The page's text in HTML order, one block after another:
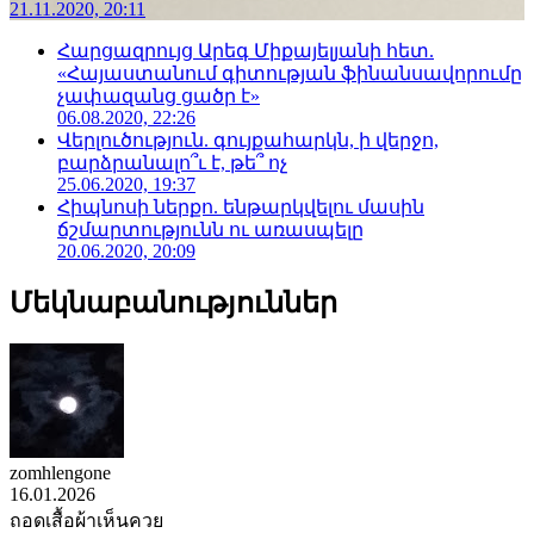
21.11.2020, 20:11
Հարցազրույց Արեգ Միքայելյանի հետ.
«Հայաստանում գիտության ֆինանսավորումը
չափազանց ցածր է»
06.08.2020, 22:26
Վերլուծություն. գույքահարկն, ի վերջո,
բարձրանալո՞ւ է, թե՞ ոչ
25.06.2020, 19:37
Հիպնոսի ներքո. ենթարկվելու մասին
ճշմարտությունն ու առասպելը
20.06.2020, 20:09
Մեկնաբանություններ
zomhlengone
16.01.2026
ถอดเสื้อผ้าเห็นควย